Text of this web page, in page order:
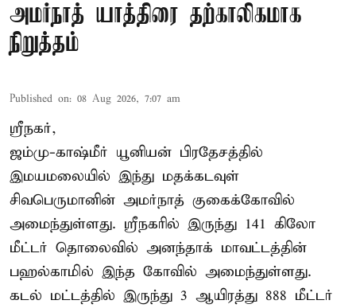
அமர்நாத் யாத்திரை தற்காலிகமாக
நிறுத்தம்
Published on: 08 Aug 2026, 7:07 am
ஸ்ரீநகர்,
ஜம்மு-காஷ்மீர் யூனியன் பிரதேசத்தில்
இமயமலையில் இந்து மதக்கடவுள்
சிவபெருமானின் அமர்நாத் குகைக்கோவில்
அமைந்துள்ளது. ஸ்ரீநகரில் இருந்து 141 கிலோ
மீட்டர் தொலைவில் அனந்தாக் மாவட்டத்தின்
பஹல்காமில் இந்த கோவில் அமைந்துள்ளது.
கடல் மட்டத்தில் இருந்து 3 ஆயிரத்து 888 மீட்டர்